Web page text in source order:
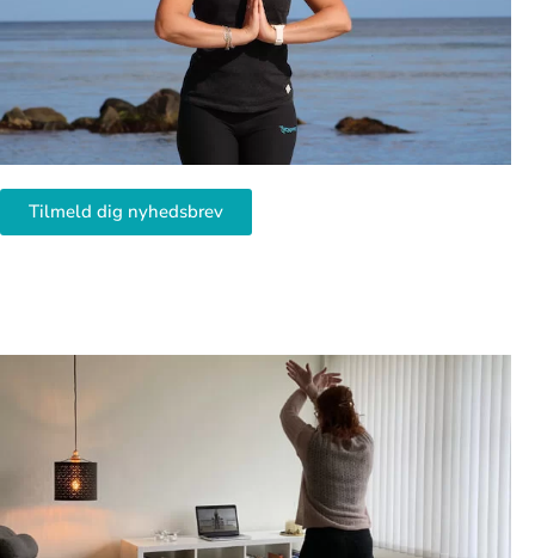
Tilmeld dig nyhedsbrev